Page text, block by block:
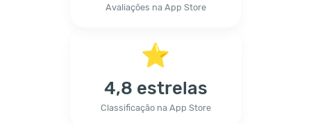
Avaliações na App Store
4,8 estrelas
Classificação na App Store